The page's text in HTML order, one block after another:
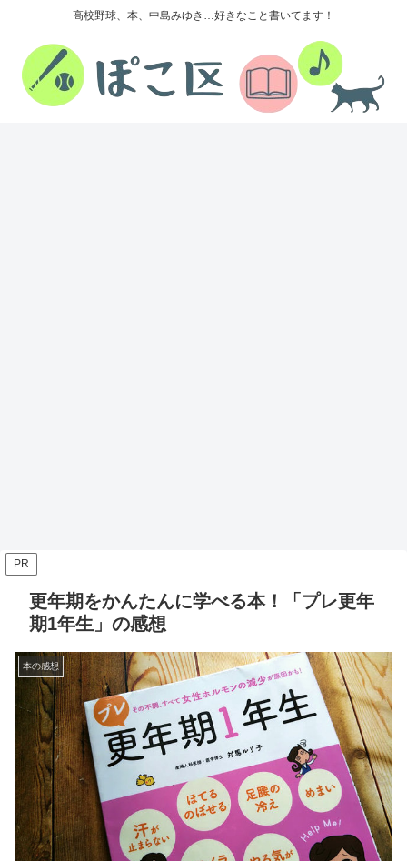
高校野球、本、中島みゆき…好きなこと書いてます！
PR
更年期をかんたんに学べる本！「プレ更年
期1年生」の感想
本の感想